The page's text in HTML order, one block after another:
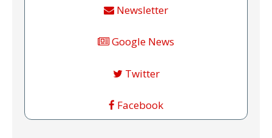
Newsletter
Google News
Twitter
Facebook